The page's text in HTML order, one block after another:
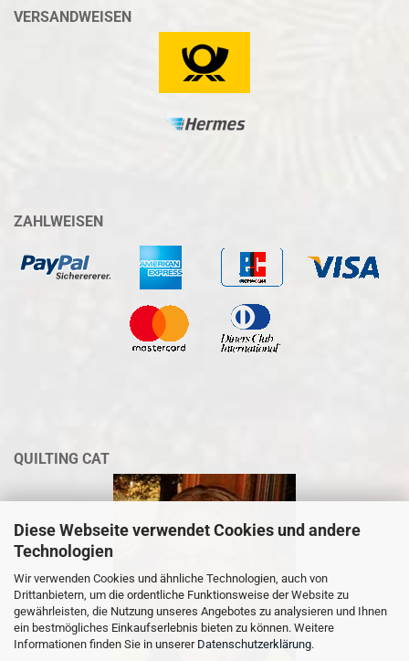
Diese Webseite verwendet Cookies und andere
Technologien
Wir verwenden Cookies und ähnliche Technologien, auch von
Drittanbietern, um die ordentliche Funktionsweise der Website zu
gewährleisten, die Nutzung unseres Angebotes zu analysieren und Ihnen
ein bestmögliches Einkaufserlebnis bieten zu können. Weitere
Informationen finden Sie in unserer Datenschutzerklärung.
VERSANDWEISEN
ZAHLWEISEN
QUILTING CAT